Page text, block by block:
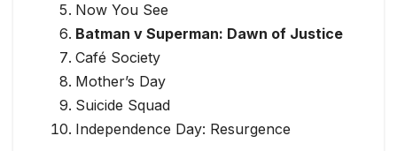
Now You See
Batman v Superman: Dawn of Justice
Café Society
Mother’s Day
Suicide Squad
Independence Day: Resurgence